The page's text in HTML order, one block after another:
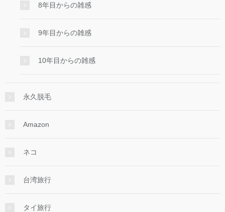
8年目からの雑感
9年目からの雑感
10年目からの雑感
永久脱毛
Amazon
ネコ
台湾旅行
タイ旅行